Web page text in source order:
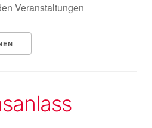
Veranstaltungen